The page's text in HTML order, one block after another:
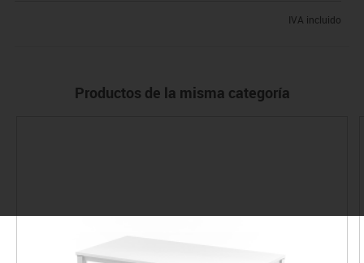
IVA incluido
Productos de la misma categoría